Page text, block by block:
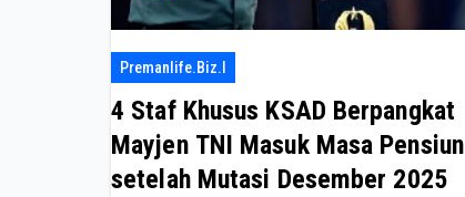
Premanlife.biz.i
4 Staf Khusus KSAD Berpangkat
Mayjen TNI Masuk Masa Pensiun
setelah Mutasi Desember 2025